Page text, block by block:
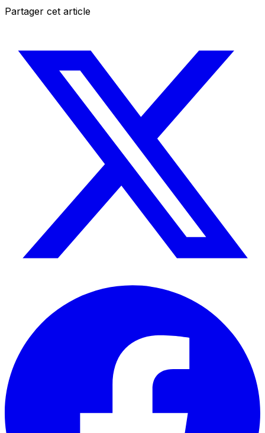
Partager cet article